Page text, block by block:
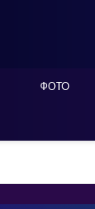
ФОТО